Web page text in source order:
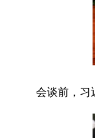
会谈前，习